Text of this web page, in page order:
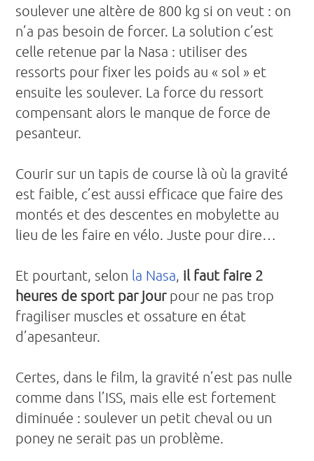
soulever une altère de 800 kg si on veut : on
n’a pas besoin de forcer. La solution c’est
celle retenue par la Nasa : utiliser des
ressorts pour fixer les poids au « sol » et
ensuite les soulever. La force du ressort
compensant alors le manque de force de
pesanteur.
Courir sur un tapis de course là où la gravité
est faible, c’est aussi efficace que faire des
montés et des descentes en mobylette au
lieu de les faire en vélo. Juste pour dire…
Et pourtant, selon la Nasa, il faut faire 2
heures de sport par jourpour ne pas trop
fragiliser muscles et ossature en état
d’apesanteur.
Certes, dans le film, la gravité n’est pas nulle
comme dans l’ISS, mais elle est fortement
diminuée : soulever un petit cheval ou un
poney ne serait pas un problème.